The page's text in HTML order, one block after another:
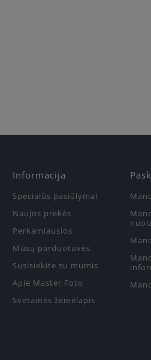
Informacija
Specialūs pasiūlymai
Naujos prekės
Perkamiausios
Mūsų parduotuvės
Susisiekite su mumis
Apie Master Foto
Svetainės žemėlapis